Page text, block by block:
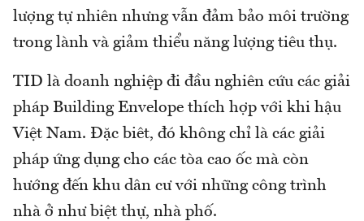
lượng tự nhiên nhưng vẫn đảm bảo môi trường
trong lành và giảm thiểu năng lượng tiêu thụ.
TID là doanh nghiệp đi đầu nghiên cứu các giải
pháp Building Envelope thích hợp với khi hậu
Việt Nam. Đặc biêt, đó không chỉ là các giải
pháp ứng dụng cho các tòa cao ốc mà còn
hướng đến khu dân cư với những công trình
nhà ở như biệt thự, nhà phố.